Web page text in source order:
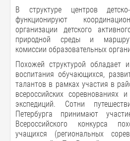
В структуре центров
функционируют
организации детского
природной среды и
комиссии образовательных
Похожей структурой обладает
воспитания обучающихся,
талантов в рамках участия в
всероссийских соревнованиях
экспедиций. Сотни
Петербурга принимают
Всероссийского конкурса
учащихся (региональных